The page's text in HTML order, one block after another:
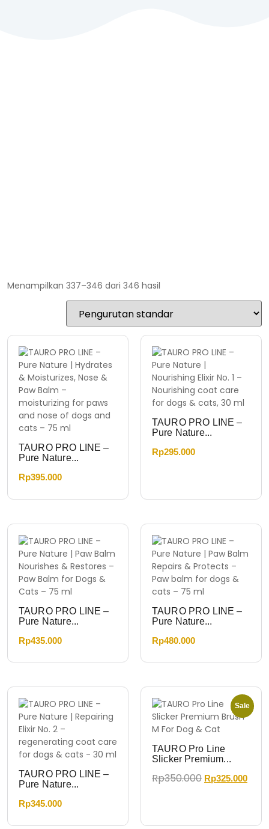
Menampilkan 337–346 dari 346 hasil
TAURO PRO LINE –
Pure Nature...
Rp395.000
TAURO PRO LINE –
Pure Nature...
Rp295.000
TAURO PRO LINE –
Pure Nature...
Rp435.000
TAURO PRO LINE –
Pure Nature...
Rp480.000
TAURO PRO LINE –
Pure Nature...
Rp345.000
Sale
TAURO Pro Line
Slicker Premium...
Rp350.000 Rp325.000